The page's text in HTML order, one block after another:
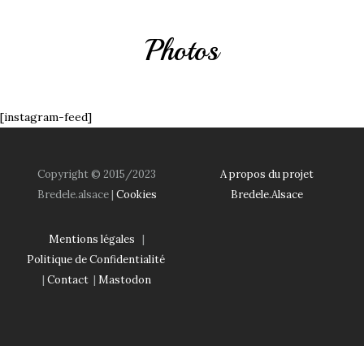
Photos
[instagram-feed]
Copyright © 2015/2023
Bredele.alsace | Cookies
A propos du projet
Bredele.Alsace
Mentions légales |
Politique de Confidentialité
|Contact |Mastodon